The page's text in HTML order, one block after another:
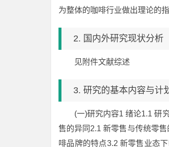
为整体的咖啡行业做出理论的指
2. 国内外研究现状分析
见附件文献综述
3. 研究的基本内容与计
(一)研究内容1 绪论1.1 研
售的异同2.1 新零售与传统零
啡品牌的特点3.2 新零售业态